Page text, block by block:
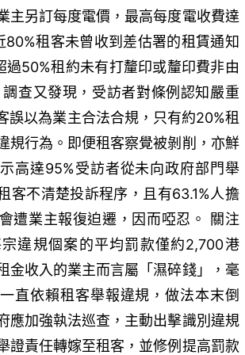
主另訂每度電價，最高每度電收費達
80%租客未曾收到差估署的租賃通知
過50%租約未有打釐印或釐印費非由
查又發現，受訪者對條例認知嚴重
誤以為業主合法合規，只有約20%租
規行為。即便租客察覺被剝削，亦鮮
高達95%受訪者從未向政府部門舉
客不清楚投訴程序，且有63.1%人擔
遭業主報復迫遷，因而啞忍。 關注
違規個案的平均罰款僅約2,700港
金收入的業主而言屬「濕碎錢」，毫
直依賴租客舉報違規，做法本末倒
應加強執法巡查，主動出擊識別違規
證責任轉嫁至租客，並修例提高罰款